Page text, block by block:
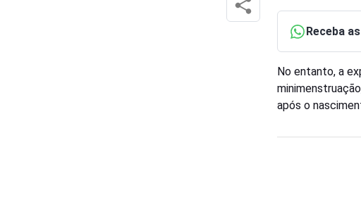
Receba
No entanto, a
após o